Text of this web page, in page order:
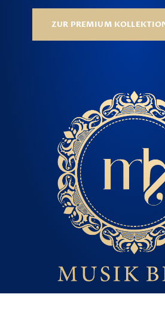
ZUR PREMIUM